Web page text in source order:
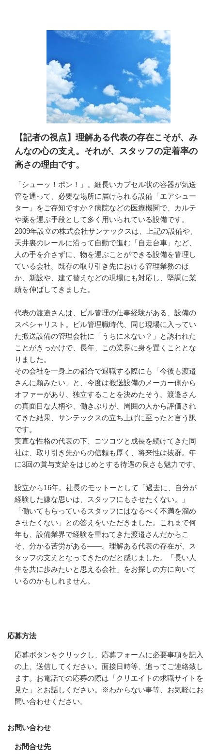
【記者の視点】理解ある代表の存在こそが、み
んなの心の支え。それが、スタッフの定着率の
高さの理由です。
「シューッ！ポン！」。細長いカプセル状の容器が気送
管を通って、必要な場所に届けられる設備「エアシュー
ター」をご存知ですか？病院などの医療機関で、カルテ
や薬を運ぶ手段として多く用いられている設備です。
2009年設立の株式会社サンテックスは、上記の設備や、
天井裏のレールに沿って自動で進む「自走台車」など、
人の手を介さずに、物を運ぶことができる設備を管理し
ている会社。既存の取り引き先における管理業務のほ
か、新設や、建て替えなどの現場にも対応し、堅調に業
績を伸ばしてきました。
代表の渡邉さんは、ビル管理の仕事経験がある、設備の
スペシャリスト。ビル管理職時代、同じ現場に入ってい
た搬送設備の管理会社に「うちに来ない？」と誘われた
ことがきっかけで、長年、この業界に身を置くこととな
りました。
その会社を一身上の都合で退職する際にも「今後も渡邉
さんに頼みたい」と、今度は搬送設備のメーカー側から
オファーがあり、独立することを決めたそう。渡邉さん
の真面目な人柄や、働きぶりが、周囲の人から評価され
てきた結果、サンテックスの立ち上げに至ったと言う訳
です。
実直な性格の代表の下、コツコツと成長を続けてきた同
社は、取り引き先からの信頼も厚く、将来性は抜群。年
に3回の賞与支給をはじめとする待遇の良さも魅力です。
設立から16年。社長のモットーとして「過去に、自分が
経験した嫌な思いは、スタッフにもさせたくない。」
「働いてもらっているスタッフにはなるべく不満を溜め
させたくない」との答えをいただきました。これまで何
年も、設備業界で経験を重ねてきた渡邉さんだからこ
そ、分かる苦労がある――。理解ある代表の存在が、ス
タッフの支えとなってきたのだと感じました。「長い人
生を共に歩みたいと思える会社」をお探しの方に向いて
いるのかもしれません。
応募方法
応募ボタンをクリックし、応募フォームに必要事項を記入
の上、送信してください。面接日時等、追ってご連絡致し
ます。お電話での応募の際は「クリエイトの求職サイトを
見た」とお話しください。※わからない事等、お気軽にお
問い合わせください。
お問い合わせ
お問合せ先